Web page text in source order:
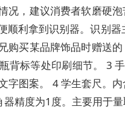
况，建议消费者软磨硬
顺利拿到识别器。识别
购买某品牌饰品时赠送
背标等处印刷细节。 3
字图案。 4 学生套尺。
精度为1度。主要用于